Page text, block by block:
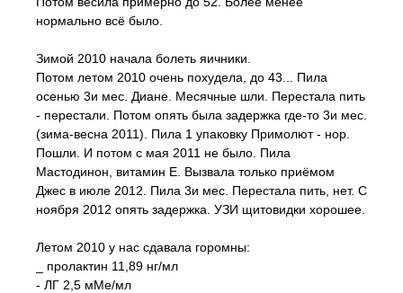
нормально всё было.
Зимой 2010 начала болеть яичники.
Потом летом 2010 очень похудела, до 43... Пила
осенью 3и мес. Диане. Месячные шли. Перестала пить
- перестали. Потом опять была задержка где-то 3и мес.
(зима-весна 2011). Пила 1 упаковку Примолют - нор.
Пошли. И потом с мая 2011 не было. Пила
Мастодинон, витамин Е. Вызвала только приёмом
Джес в июле 2012. Пила 3и мес. Перестала пить, нет. С
ноября 2012 опять задержка. УЗИ щитовидки хорошее.
Летом 2010 у нас сдавала горомны:
_ пролактин 11,89 нг/мл
- ЛГ 2,5 мМе/мл